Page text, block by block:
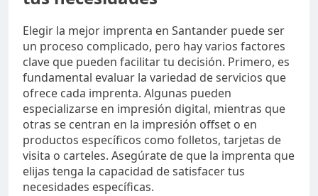
Elegir la mejor imprenta en Santander puede ser
un proceso complicado, pero hay varios factores
clave que pueden facilitar tu decisión. Primero, es
fundamental evaluar la variedad de servicios que
ofrece cada imprenta. Algunas pueden
especializarse en impresión digital, mientras que
otras se centran en la impresión offset o en
productos específicos como folletos, tarjetas de
visita o carteles. Asegúrate de que la imprenta que
elijas tenga la capacidad de satisfacer tus
necesidades específicas.